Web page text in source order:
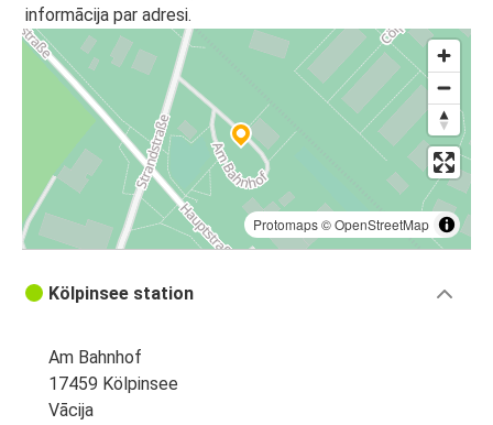
informācija par adresi.
Protomaps©OpenStreetMap
Kölpinsee station
Am Bahnhof
17459 Kölpinsee
Vācija